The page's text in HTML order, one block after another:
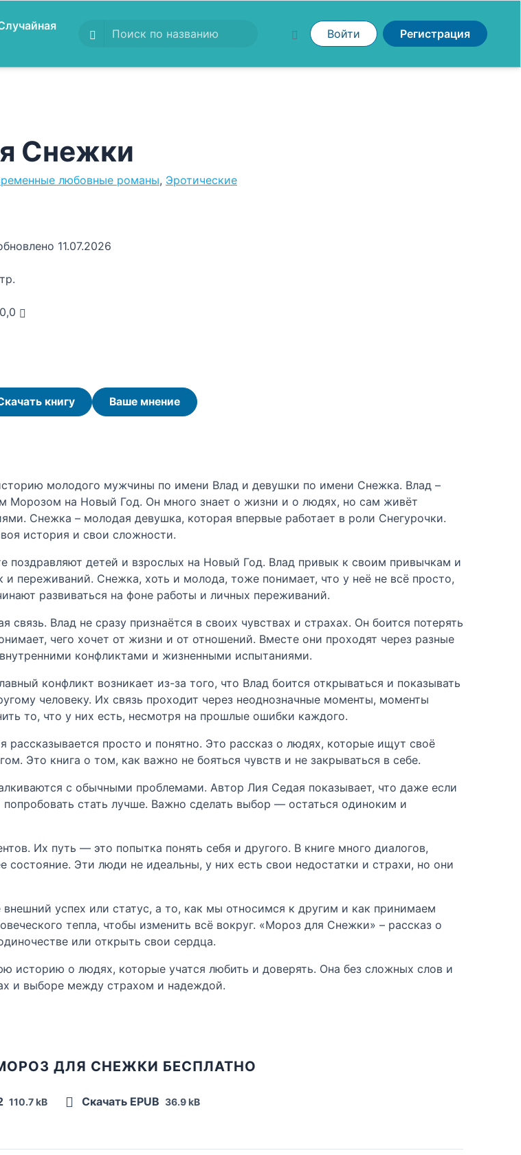
Войти Регистрация
Снежки
любовные романы, Эротические
11.07.2026
книгу Ваше мнение
молодого мужчины по имени Влад и девушки по имени Снежка. Влад –
Морозом на Новый Год. Он много знает о жизни и о людях, но сам живёт
Снежка – молодая девушка, которая впервые работает в роли Снегурочки.
история и свои сложности.
поздравляют детей и взрослых на Новый Год. Влад привык к своим привычкам и
переживаний. Снежка, хоть и молода, тоже понимает, что у неё не всё просто,
развиваться на фоне работы и личных переживаний.
Влад не сразу признаётся в своих чувствах и страхах. Он боится потерять
чего хочет от жизни и от отношений. Вместе они проходят через разные
конфликтами и жизненными испытаниями.
конфликт возникает из-за того, что Влад боится открываться и показывать
человеку. Их связь проходит через неоднозначные моменты, моменты
то, что у них есть, несмотря на прошлые ошибки каждого.
просто и понятно. Это рассказ о людях, которые ищут своё
Это книга о том, как важно не бояться чувств и не закрываться в себе.
с обычными проблемами. Автор Лия Седая показывает, что даже если
стать лучше. Важно сделать выбор — остаться одиноким и
Их путь — это попытка понять себя и другого. В книге много диалогов,
состояние. Эти люди не идеальны, у них есть свои недостатки и страхи, но они
успех или статус, а то, как мы относимся к другим и как принимаем
тепла, чтобы изменить всё вокруг. «Мороз для Снежки» – рассказ о
или открыть свои сердца.
историю о людях, которые учатся любить и доверять. Она без сложных слов и
и выборе между страхом и надеждой.
ДЛЯ СНЕЖКИ БЕСПЛАТНО
110.7 kB Скачать EPUB 36.9 kB